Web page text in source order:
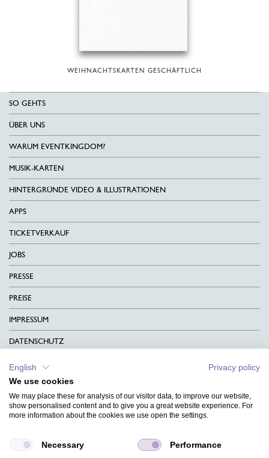
WEIHNACHTSKARTEN GESCHÄFTLICH
SO GEHTS
ÜBER UNS
WARUM EVENTKINGDOM?
MUSIK-KARTEN
HINTERGRÜNDE VIDEO & ILLUSTRATIONEN
APPS
TICKETVERKAUF
JOBS
PRESSE
PREISE
IMPRESSUM
DATENSCHUTZ
KONTAKT
AGB
CHARITY
MAGAZIN
English
Privacy policy
We use cookies
We may place these for analysis of our visitor data, to improve our website,
show personalised content and to give you a great website experience. For
more information about the cookies we use open the settings.
Necessary Performance